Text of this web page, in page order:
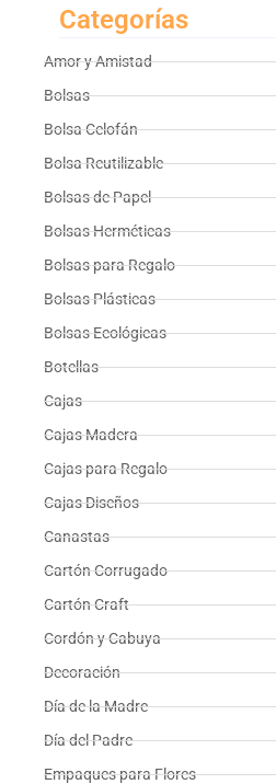
Categorías
Amor y Amistad
Bolsas
Bolsa Celofán
Bolsa Reutilizable
Bolsas de Papel
Bolsas Herméticas
Bolsas para Regalo
Bolsas Plásticas
Bolsas Ecológicas
Botellas
Cajas
Cajas Madera
Cajas para Regalo
Cajas Diseños
Canastas
Cartón Corrugado
Cartón Craft
Cordón y Cabuya
Decoración
Día de la Madre
Día del Padre
Empaques para Flores